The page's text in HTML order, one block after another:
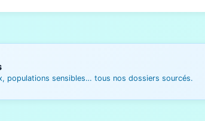
populations sensibles… tous nos dossiers sourcés.